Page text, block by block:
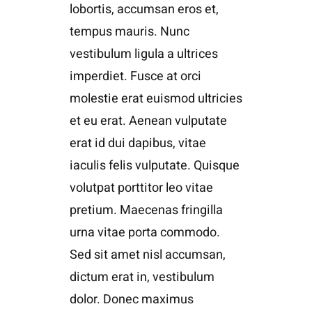
lobortis, accumsan eros et,
tempus mauris. Nunc
vestibulum ligula a ultrices
imperdiet. Fusce at orci
molestie erat euismod ultricies
et eu erat. Aenean vulputate
erat id dui dapibus, vitae
iaculis felis vulputate. Quisque
volutpat porttitor leo vitae
pretium. Maecenas fringilla
urna vitae porta commodo.
Sed sit amet nisl accumsan,
dictum erat in, vestibulum
dolor. Donec maximus